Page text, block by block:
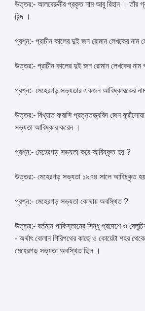
উত্তর:- আলবেরুনীর প্রকৃত নাম আবু রিহান । তাঁর
হিন্দ ।
প্রশ্ন:- প্রাচীন কালের দুই জন রোমান লেখকের নাম
উত্তর:- প্রাচীন কালের দুই জন রোমান লেখকের নাম
প্রশ্ন:- মেহেরগড় সভ্যতার একজন আবিষ্কারকের
উত্তর:- বিখ্যাত ফরাসি প্রত্নতত্ত্ববিদ জেন
সভ্যতা আবিষ্কার করেন ।
প্রশ্ন:- মেহেরগড় সভ্যতা কবে আবিষ্কৃত হয় ?
উত্তর:- মেহেরগড় সভ্যতা ১৯৭৪ সালে আবিষ্কৃত
প্রশ্ন:- মেহেরগড় সভ্যতা কোথায় অবস্থিত ?
উত্তর:- বর্তমান পাকিস্তানের সিন্ধু প্রদেশে ও
- অর্থাৎ বোলান গিরিপথের কাছে ও কোয়েটা শহর
মেহেরগড় সভ্যতা অবস্থিত ছিল ।